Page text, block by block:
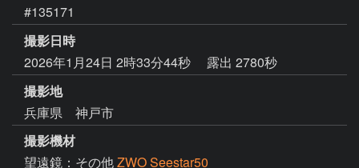
#135171
撮影日時
2026年1月24日 2時33分44秒
露出 2780秒
撮影地
兵庫県 神戸市
撮影機材
望遠鏡：その他ZWO Seestar50